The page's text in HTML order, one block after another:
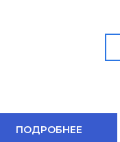
ПОДРОБНЕЕ